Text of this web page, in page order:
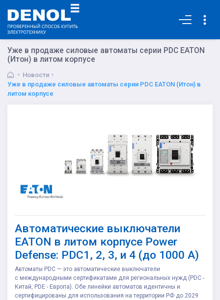
Уже в продаже силовые автоматы серии PDС EATON
(Итон) в литом корпусе
Новости
Уже в продаже силовые автоматы серии PDС EATON (Итон) в
литом корпусе
Автоматические выключатели
EATON в литом корпусе Power
Defense: PDC1, 2, 3, и 4 (до 1000 A)
Автоматы PDC — это автоматические выключатели
с международными сертификатами для региональных нужд (PDC -
Китай, PDE - Европа). Обе линейки автоматов идентичны и
сертифицированы для использования на территории РФ до 2029